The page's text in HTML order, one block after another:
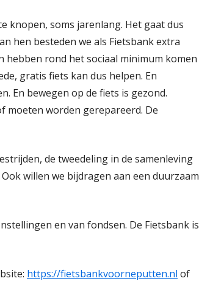
knopen, soms jarenlang. Het gaat dus
hen besteden we als Fietsbank extra
hebben rond het sociaal minimum komen
gratis fiets kan dus helpen. En
En bewegen op de fiets is gezond.
moeten worden gerepareerd. De
de tweedeling in de samenleving
willen we bijdragen aan een duurzaam
en van fondsen. De Fietsbank is
https://fietsbankvoorneputten.nl of